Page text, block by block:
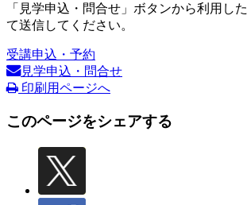
「見学申込・問合せ」ボタンから利用し
て送信してください。
受講申込・予約
見学申込・問合せ
印刷用ページへ
このページをシェアする